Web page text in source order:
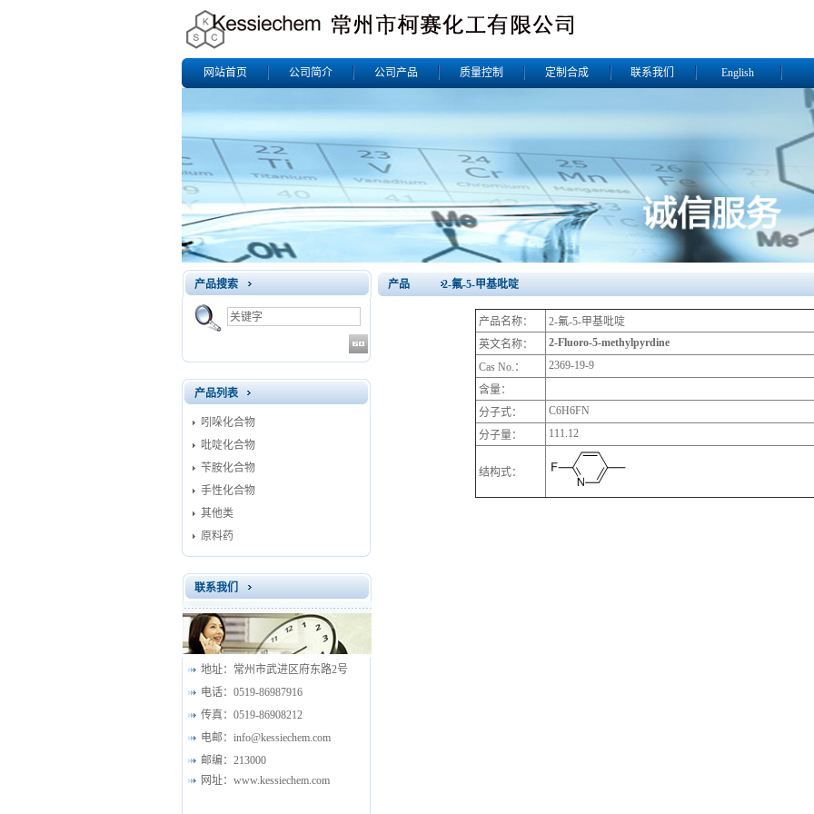
网站首页 公司简介 公司产品 质量控制 定制合成 联系我们 English
产品搜索
产品列表
吲哚化合物
吡啶化合物
苄胺化合物
手性化合物
其他类
原料药
联系我们
地址：
常州市武进区府东路2号
电话： 0519-86987916
传真： 0519-86908212
电邮： info@kessiechem.com
邮编： 213000
网址： www.kessiechem.com
产品 2-氟-5-甲基吡啶
产品名称：
2-氟-5-甲基吡啶
英文名称：
2-Fluoro-5-methylpyrdine
Cas No.：
2369-19-9
含量：
分子式：
C6H6FN
分子量：
111.12
结构式：